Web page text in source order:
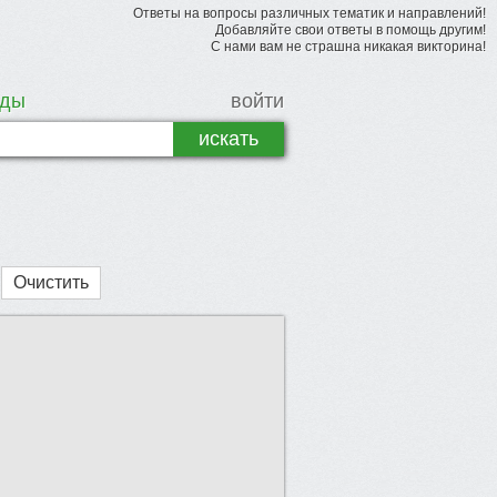
Ответы на вопросы различных тематик и направлений!
Добавляйте свои ответы в помощь другим!
С нами вам не страшна никакая викторина!
войти
Очистить